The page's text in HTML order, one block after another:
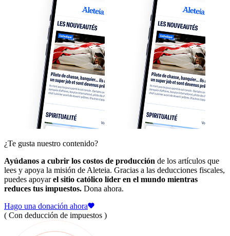
¿Te gusta nuestro contenido?
Ayúdanos a cubrir los costos de producción de los artículos que
lees y apoya la misión de Aleteia. Gracias a las deducciones fiscales,
puedes apoyarel sitio católico líder en el mundo mientras
reduces tus impuestos. Dona ahora.
Hago una donación ahora
( Con deducción de impuestos )